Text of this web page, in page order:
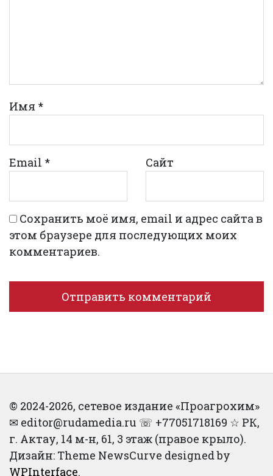
Имя *
Email * Сайт
Сохранить моё имя, email и адрес сайта в
этом браузере для последующих моих
комментариев.
© 2024-2026, сетевое издание «Проагрохим»
✉︎ editor@rudamedia.ru ☏ +77051718169 ☆ РК,
г. Актау, 14 м-н, 61, 3 этаж (правое крыло).
Дизайн: Theme NewsCurve designed by
WPInterface.